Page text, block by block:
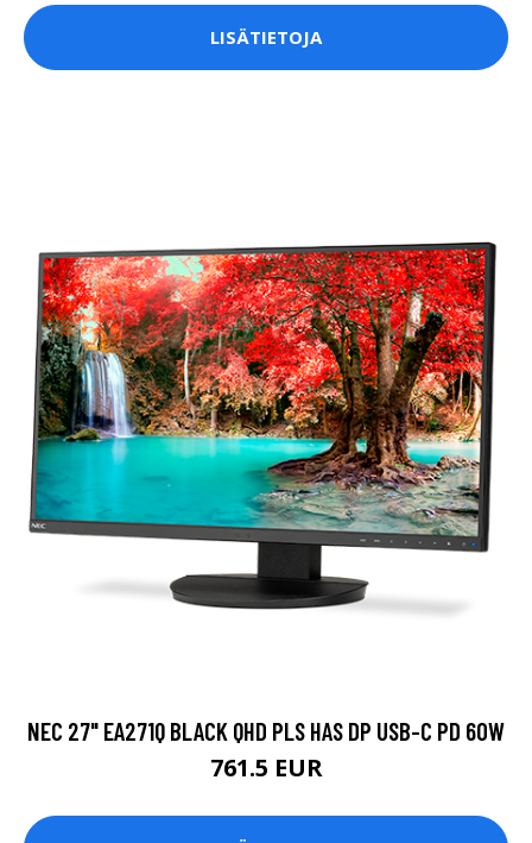
LISÄTIETOJA
NEC 27" EA271Q BLACK QHD PLS HAS DP USB-C PD 60W
761.5 EUR